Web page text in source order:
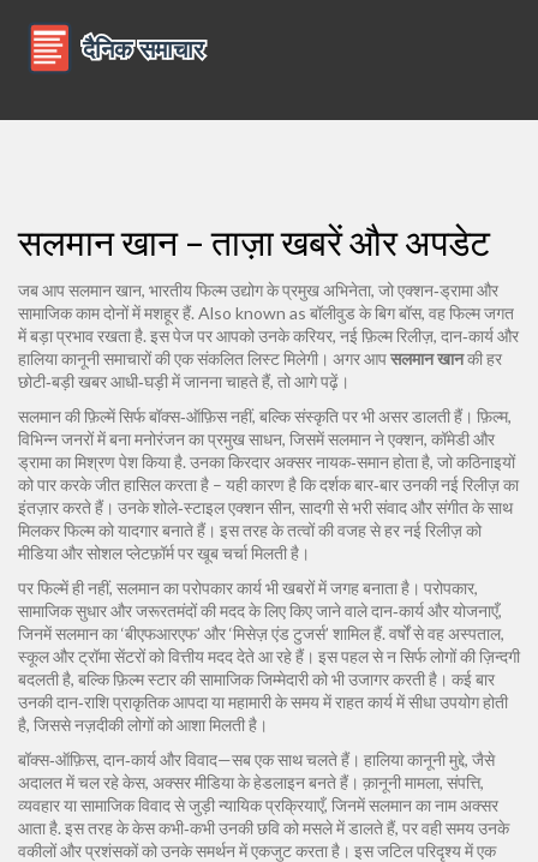
सलमान खान – ताज़ा खबरें और अपडेट
जब आपसलमान खान, भारतीय फिल्म उद्योग के प्रमुख अभिनेता, जो एक्शन‑ड्रामा और
सामाजिक काम दोनों में मशहूर हैं. Also known as बॉलीवुड के बिग बॉस, वह फिल्म जगत
में बड़ा प्रभाव रखता है. इस पेज पर आपको उनके करियर, नई फ़िल्म रिलीज़, दान‑कार्य और
हालिया कानूनी समाचारों की एक संकलित लिस्ट मिलेगी। अगर आपसलमान खानकी हर
छोटी‑बड़ी खबर आधी‑घड़ी में जानना चाहते हैं, तो आगे पढ़ें।
सलमान की फ़िल्में सिर्फ बॉक्स‑ऑफ़िस नहीं, बल्कि संस्कृति पर भी असर डालती हैं। फ़िल्म,
विभिन्न जनरों में बना मनोरंजन का प्रमुख साधन, जिसमें सलमान ने एक्शन, कॉमेडी और
ड्रामा का मिश्रण पेश किया है. उनका किरदार अक्सर नायक‑समान होता है, जो कठिनाइयों
को पार करके जीत हासिल करता है – यही कारण है कि दर्शक बार‑बार उनकी नई रिलीज़ का
इंतज़ार करते हैं। उनके शोले‑स्टाइल एक्शन सीन, सादगी से भरी संवाद और संगीत के साथ
मिलकर फिल्म को यादगार बनाते हैं। इस तरह के तत्वों की वजह से हर नई रिलीज़ को
मीडिया और सोशल प्लेटफ़ॉर्म पर खूब चर्चा मिलती है।
पर फिल्में ही नहीं, सलमान का परोपकार कार्य भी खबरों में जगह बनाता है। परोपकार,
सामाजिक सुधार और जरूरतमंदों की मदद के लिए किए जाने वाले दान‑कार्य और योजनाएँ,
जिनमें सलमान का ‘बीएफआरएफ’ और ‘मिसेज़ एंड टुजर्स’ शामिल हैं. वर्षों से वह अस्पताल,
स्कूल और ट्रॉमा सेंटरों को वित्तीय मदद देते आ रहे हैं। इस पहल से न सिर्फ लोगों की ज़िन्दगी
बदलती है, बल्कि फ़िल्म स्टार की सामाजिक जिम्मेदारी को भी उजागर करती है। कई बार
उनकी दान‑राशि प्राकृतिक आपदा या महामारी के समय में राहत कार्य में सीधा उपयोग होती
है, जिससे नज़दीकी लोगों को आशा मिलती है।
बॉक्स‑ऑफ़िस, दान‑कार्य और विवाद—सब एक साथ चलते हैं। हालिया कानूनी मुद्दे, जैसे
अदालत में चल रहे केस, अक्सर मीडिया के हेडलाइन बनते हैं। क़ानूनी मामला, संपत्ति,
व्यवहार या सामाजिक विवाद से जुड़ी न्यायिक प्रक्रियाएँ, जिनमें सलमान का नाम अक्सर
आता है. इस तरह के केस कभी‑कभी उनकी छवि को मसले में डालते हैं, पर वही समय उनके
वकीलों और प्रशंसकों को उनके समर्थन में एकजुट करता है। इस जटिल परिदृश्य में एक